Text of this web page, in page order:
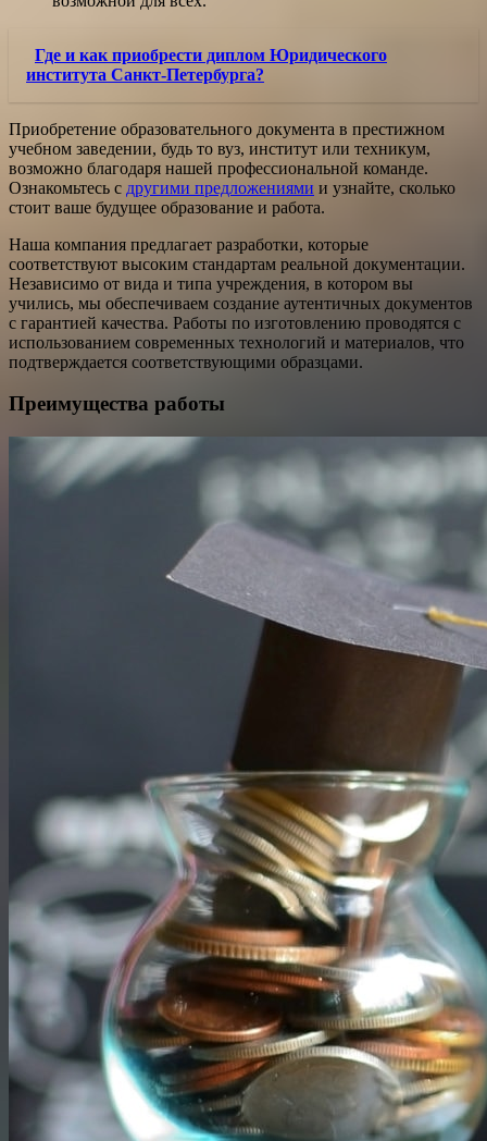
Где и как приобрести диплом Юридического
института Санкт-Петербурга?
Приобретение образовательного документа в престижном
учебном заведении, будь то вуз, институт или техникум,
возможно благодаря нашей профессиональной команде.
Ознакомьтесь с другими предложениями и узнайте, сколько
стоит ваше будущее образование и работа.
Наша компания предлагает разработки, которые
соответствуют высоким стандартам реальной документации.
Независимо от вида и типа учреждения, в котором вы
учились, мы обеспечиваем создание аутентичных документов
с гарантией качества. Работы по изготовлению проводятся с
использованием современных технологий и материалов, что
подтверждается соответствующими образцами.
Преимущества работы